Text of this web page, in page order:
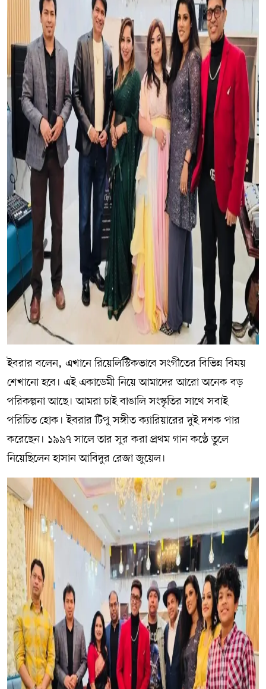
ইবরার বলেন, এখানে রিয়েলিস্টিকভাবে সংগীতের বিভিন্ন বিষয়
শেখানো হবে। এই একাডেমী নিয়ে আমাদের আরো অনেক বড়
পরিকল্পনা আছে। আমরা চাই বাঙালি সংস্কৃতির সাথে সবাই
পরিচিত হোক। ইবরার টিপু সঙ্গীত ক্যারিয়ারের দুই দশক পার
করেছেন। ১৯৯৭ সালে তার সুর করা প্রথম গান কণ্ঠে তুলে
নিয়েছিলেন হাসান আবিদুর রেজা জুয়েল।